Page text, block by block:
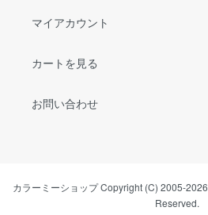
マイアカウント
カートを見る
お問い合わせ
カラーミーショップCopyright (C) 2005-2026
Reserved.